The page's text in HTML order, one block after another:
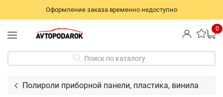
Оформление заказа временно недоступно
0
Поиск по каталогу
Полироли приборной панели, пластика, винила